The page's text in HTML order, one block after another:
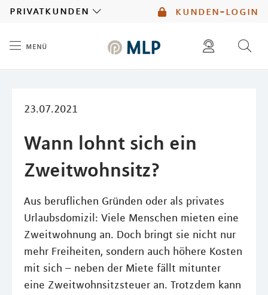
kunden-login
privatkunden
menü
23.07.2021
Wann lohnt sich ein
Zweitwohnsitz?
Aus beruflichen Gründen oder als privates
Urlaubsdomizil: Viele Menschen mieten eine
Zweitwohnung an. Doch bringt sie nicht nur
mehr Freiheiten, sondern auch höhere Kosten
mit sich – neben der Miete fällt mitunter
eine Zweitwohnsitzsteuer an. Trotzdem kann